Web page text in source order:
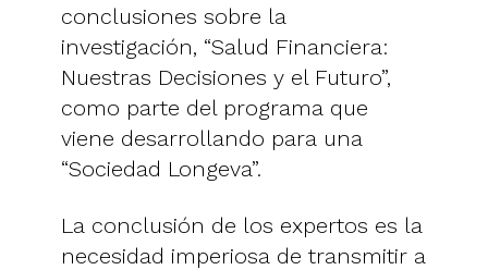
conclusiones sobre la
investigación, “Salud Financiera:
Nuestras Decisiones y el Futuro”,
como parte del programa que
viene desarrollando para una
“Sociedad Longeva”.
La conclusión de los expertos es la
necesidad imperiosa de transmitir a